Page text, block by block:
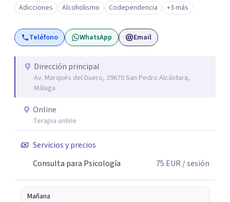
Adicciones Alcoholismo Codependencia +3 más
Teléfono WhatsApp Email
Dirección principal
Av. Marqués del Duero, 29670 San Pedro Alcántara,
Málaga
Online
Terapia online
Servicios y precios
Consulta para Psicología
75 EUR / sesión
Mañana